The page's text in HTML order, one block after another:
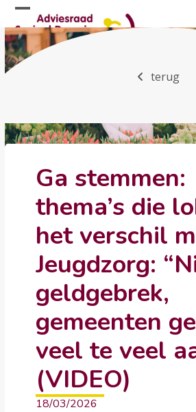
Skip
to
content
Open
mobile
menu
Close
mobile
menu
terug
Ga stemmen:
thema’s die
het verschil
Jeugdzorg:
geldgebrek,
gemeenten
veel te veel
(VIDEO)
18/03/2026